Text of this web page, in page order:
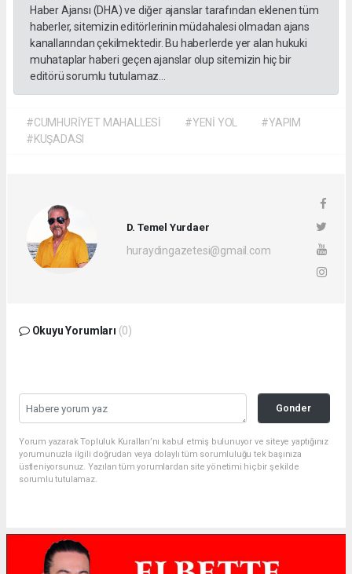
Haber Ajansı (DHA) ve diğer ajanslar tarafından eklenen tüm
haberler, sitemizin editörlerinin müdahalesi olmadan ajans
kanallarından çekilmektedir. Bu haberlerde yer alan hukuki
muhataplar haberi geçen ajanslar olup sitemizin hiç bir
editörü sorumlu tutulamaz...
#CUMHURİYET MAHALLESİ #YENİ YOL
#YAPIM
#KUŞADASI
D. Temel Yurdaer
huraydingazetesi@gmail.com
Okuyu Yorumları (0)
Gonder
Yorum yazarak Topluluk Kuralları’nı kabul etmiş bulunuyor ve siteye yaptığınız
yorumunuzla ilgili doğrudan veya dolaylı tüm sorumluluğu tek başınıza
üstleniyorsunuz. Yazılan tüm yorumlardan site yönetimi hiçbir şekilde
sorumlu tutulamaz.